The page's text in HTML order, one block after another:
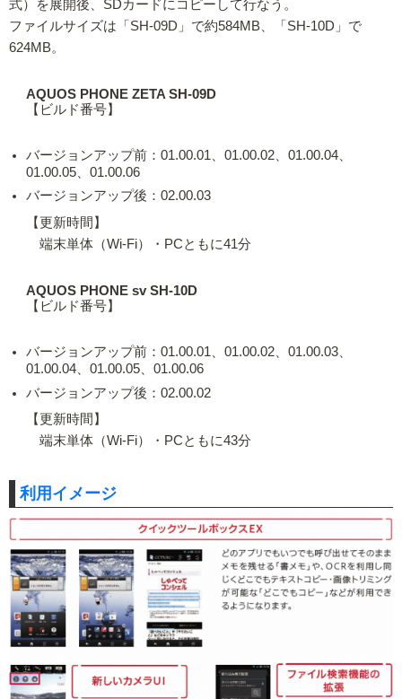
式）を展開後、SDカードにコピーして行なう。
ファイルサイズは「SH-09D」で約584MB、「SH-10D」で
624MB。
AQUOS PHONE ZETA SH-09D
【ビルド番号】
バージョンアップ前：01.00.01、01.00.02、01.00.04、
01.00.05、01.00.06
バージョンアップ後：02.00.03
【更新時間】
端末単体（Wi-Fi）・PCともに41分
AQUOS PHONE sv SH-10D
【ビルド番号】
バージョンアップ前：01.00.01、01.00.02、01.00.03、
01.00.04、01.00.05、01.00.06
バージョンアップ後：02.00.02
【更新時間】
端末単体（Wi-Fi）・PCともに43分
利用イメージ